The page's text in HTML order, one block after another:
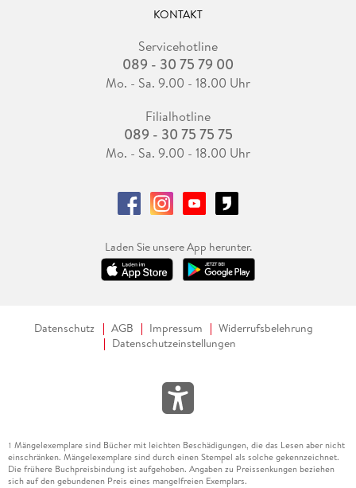
KONTAKT
Servicehotline
089 - 30 75 79 00
Mo. - Sa. 9.00 - 18.00 Uhr
Filialhotline
089 - 30 75 75 75
Mo. - Sa. 9.00 - 18.00 Uhr
Laden Sie unsere App herunter.
Datenschutz AGB Impressum
Widerrufsbelehrung
Datenschutzeinstellungen
1 Mängelexemplare sind Bücher mit leichten Beschädigungen, die das Lesen aber nicht
einschränken. Mängelexemplare sind durch einen Stempel als solche gekennzeichnet.
Die frühere Buchpreisbindung ist aufgehoben. Angaben zu Preissenkungen beziehen
sich auf den gebundenen Preis eines mangelfreien Exemplars.